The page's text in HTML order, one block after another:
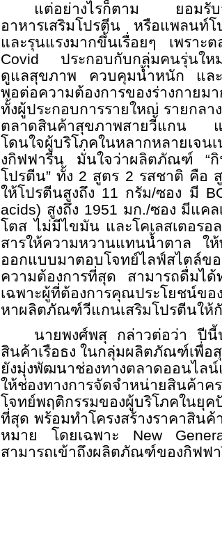
แต่อย่างไรก็ตาม ยอมรับ
อาหารเสริมโปรตีน หรือแพลนท์
และรุนแรงมากขึ้นเรื่อยๆ เพรา
Covid ประกอบกับกลุ่มคนรุ่นใ
ดูแลสุขภาพ ควบคุมน้ำหนัก และเ
พอต่อความต้องการของร่างกาย
ทั้งผู้ประกอบการรายใหญ่ รายกลา
ตลาดสินค้าสุขภาพสายวีแกน แ
โดนใจผู้บริโภคในหลากหลายเจ
งกิฟฟารีน มั่นใจว่าผลิตภัณฑ์
โปรตีน” ทั้ง 2 สูตร 2 รสชาติ คือ
ให้โปรตีนสูงถึง 11 กรัม/ซอง มี
acids) สูงถึง 1951 มก./ซอง มีแค
โตส ไม่มีไขมัน และโคเลสเตอรอ
สารให้ความหวานแทนน้ำตาล ใ
ออกแบบมาตอบโจทย์ไลฟ์สไตล์ข
ความต้องการที่สุด สามารถดื่มไ
เฉพาะผู้ที่ต้องการคุณประโยชน์ข
หาผลิตภัณฑ์วีแกนเสริมโปรตีนให้กั
นายพงศ์พสุ กล่าวต่อว่า ปีนี้
สินค้าเรือธง ในกลุ่มผลิตภัณฑ์เพื่อ
ยังมุ่งพัฒนาช่องทางตลาดออนไล
ให้ช่องทางการจัดจำหน่ายสิน
โจทย์พฤติกรรมของผู้บริโภคใน
ที่สุด พร้อมทำโครงสร้างราคาสินค้
หมาย โดยเฉพาะ New
สามารถเข้าถึงผลิตภัณฑ์ของกิฟฟ